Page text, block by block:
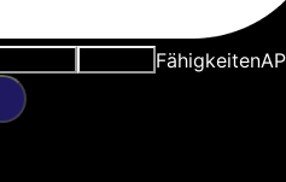
Fähigkeiten